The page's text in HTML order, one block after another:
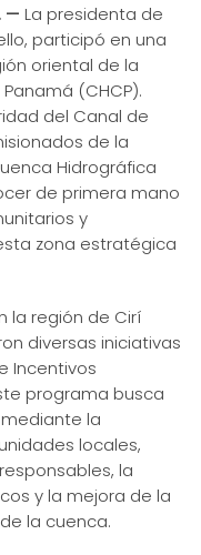
— La presidenta de
participó en una
oriental de la
(CHCP).
del Canal de
de la
Hidrográfica
de primera mano
y
zona estratégica
la región de Cirí
diversas iniciativas
Incentivos
programa busca
la
locales,
la
y la mejora de la
la cuenca.